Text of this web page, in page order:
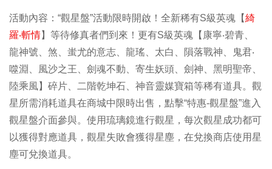
活動內容：“觀星盤”活動限時開啟！全新稀有S級英魂【綺
羅‧斬情】等待修真者們到來！更有S級英魂【康寧‧碧青、
龍神號、煞、蚩尤的意志、龍瑤、太白、隕落戰神、鬼君‧
噬淵、風沙之王、劍魂不動、寄生妖頭、劍神、黑明聖帝、
陸乘風】碎片、二階乾坤石、神音靈媒寶箱等稀有道具。觀
星所需消耗道具在商城中限時出售，點擊“特惠-觀星盤”進入
觀星盤介面參與。使用琉璃鏡進行觀星，每次觀星成功都可
以獲得對應道具，觀星失敗會獲得星塵，在兌換商店使用星
塵可兌換道具。